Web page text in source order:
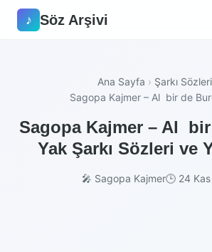
♪ Söz Arşivi
Ana Sayfa › Şarkı Sözleri
Sagopa Kajmer – Al bir de
Sagopa Kajmer – Al
Yak Şarkı Sözleri ve
🎤 Sagopa Kajmer🕒 24